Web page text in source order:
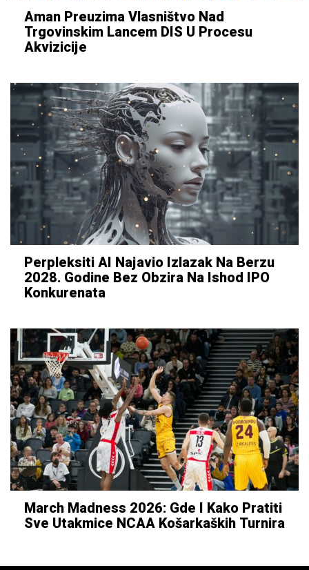
Aman Preuzima Vlasništvo Nad
Trgovinskim Lancem DIS U Procesu
Akvizicije
Perpleksiti AI Najavio Izlazak Na Berzu
2028. Godine Bez Obzira Na Ishod IPO
Konkurenata
March Madness 2026: Gde I Kako Pratiti
Sve Utakmice NCAA Košarkaških Turnira